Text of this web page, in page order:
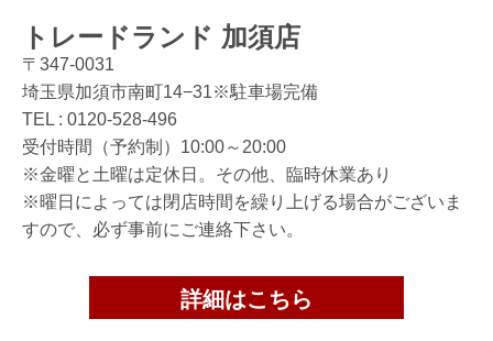
トレードランド 加須店
〒347-0031
埼玉県加須市南町14−31※駐車場完備
TEL : 0120-528-496
受付時間（予約制）10:00～20:00
※金曜と土曜は定休日。その他、臨時休業あり
※曜日によっては閉店時間を繰り上げる場合がございま
すので、必ず事前にご連絡下さい。
詳細はこちら